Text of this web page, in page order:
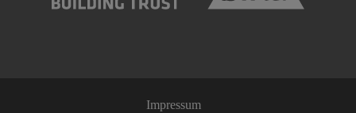
Impressum